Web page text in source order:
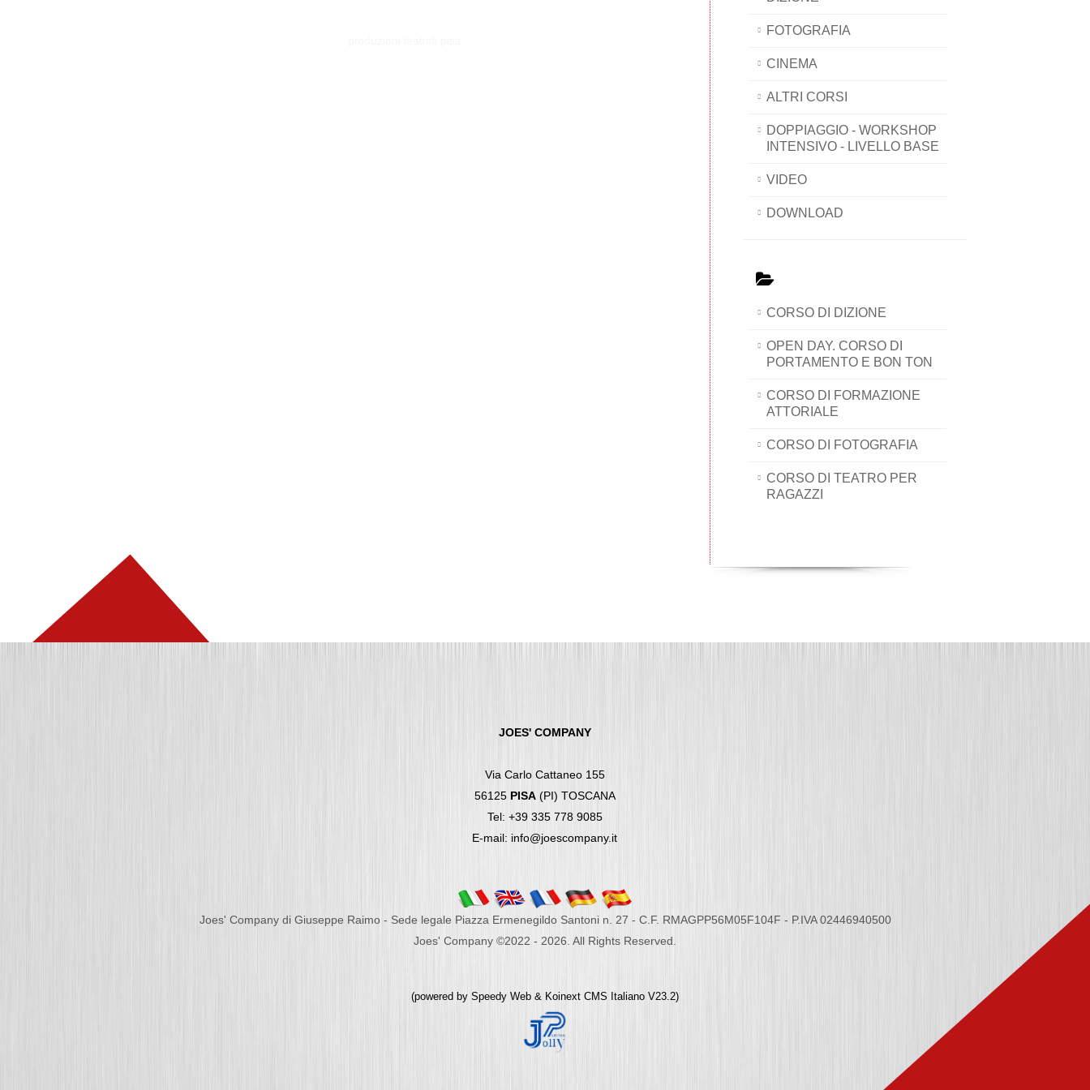
FOTOGRAFIA
CINEMA
ALTRI CORSI
DOPPIAGGIO - WORKSHOP
INTENSIVO - LIVELLO BASE
VIDEO
DOWNLOAD
CORSO DI DIZIONE
OPEN DAY. CORSO DI
PORTAMENTO E BON TON
CORSO DI FORMAZIONE
ATTORIALE
CORSO DI FOTOGRAFIA
CORSO DI TEATRO PER
RAGAZZI
JOES' COMPANY
Via Carlo Cattaneo 155
56125 PISA(PI) TOSCANA
Tel: +39 335 778 9085
E-mail: info@joescompany.it
Joes' Company di Giuseppe Raimo - Sede legale Piazza Ermenegildo Santoni n. 27 - C.F. RMAGPP56M05F104F - P.IVA 02446940500
Joes' Company ©2022 - 2026. All Rights Reserved.
(powered by Speedy Web & Koinext CMS Italiano V23.2)